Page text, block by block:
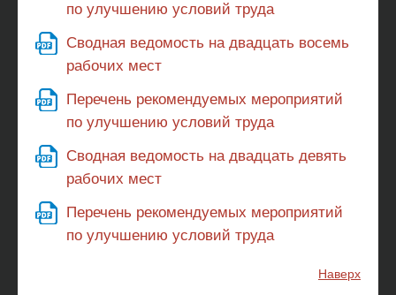
по улучшению условий труда
Сводная ведомость на двадцать восемь
рабочих мест
Перечень рекомендуемых мероприятий
по улучшению условий труда
Сводная ведомость на двадцать девять
рабочих мест
Перечень рекомендуемых мероприятий
по улучшению условий труда
Наверх